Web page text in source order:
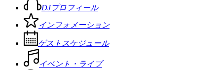
DJプロフィール
インフォメーション
ゲストスケジュール
イベント・ライブ